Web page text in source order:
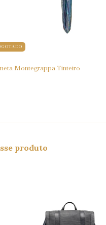
Montegrappa Tinteiro
produto